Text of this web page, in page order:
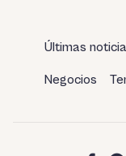
Últimas
Negocios